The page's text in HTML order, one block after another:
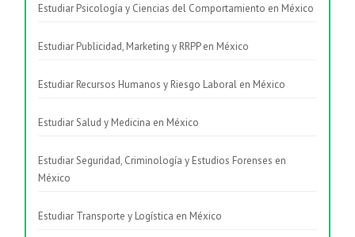
Estudiar Psicología y Ciencias del Comportamiento en México
Estudiar Publicidad, Marketing y RRPP en México
Estudiar Recursos Humanos y Riesgo Laboral en México
Estudiar Salud y Medicina en México
Estudiar Seguridad, Criminología y Estudios Forenses en
México
Estudiar Transporte y Logística en México